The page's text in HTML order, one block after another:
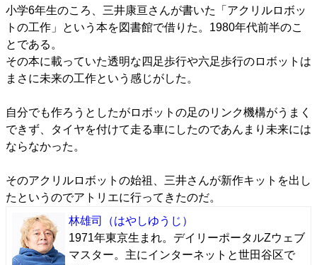
小学6年生のころ、三井康亘さんが書いた「アクリルロボッ
トの工作」という本を図書館で借りた。1980年代前半のこ
とである。
その本に載っていた透明な四足歩行や六足歩行のロボットは
まさに未来の工作という感じがした。
自分でも作ろうとしたがロボットの足のリンク機構がうまく
できず、タイヤを付けて走る車にしたのであんまり未来には
ならなかった。
そのアクリルロボットの始祖、三井さんが新作キットを出し
たというのでアトリエに行ってきたのだ。
林雄司
（はやしゆうじ）
1971年東京生まれ。デイリーポータルZウェブ
マスター。主にインターネットと世田谷区で